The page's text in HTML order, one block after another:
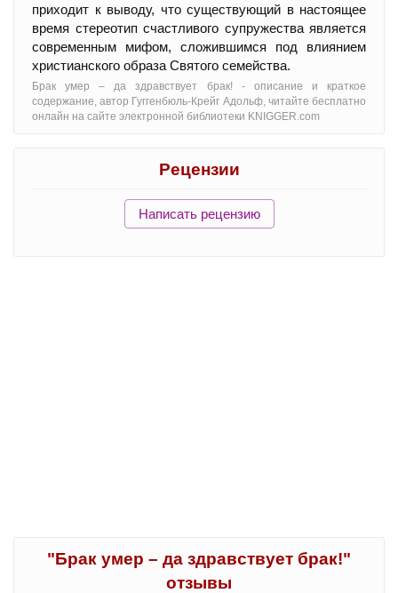
приходит к выводу, что существующий в настоящее
время стереотип счастливого супружества является
современным мифом, сложившимся под влиянием
христианского образа Святого семейства.
Брак умер – да здравствует брак! - oписание и краткое
содержание, автор Гуггенбюль-Крейг Адольф, читайте бесплатно
онлайн на сайте электронной библиотеки KNIGGER.com
Рецензии
Написать рецензию
"Брак умер – да здравствует брак!"
отзывы